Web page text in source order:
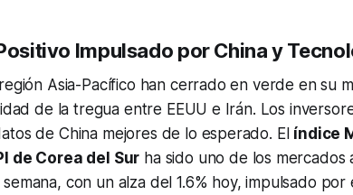
Impulsado por China y
Asia-Pacífico han cerrado en verde en su
de la tregua entre EEUU e Irán. Los
de China mejores de lo esperado. El índice
de Corea del Sur ha sido uno de los mercados
con un alza del 1.6% hoy, impulsado